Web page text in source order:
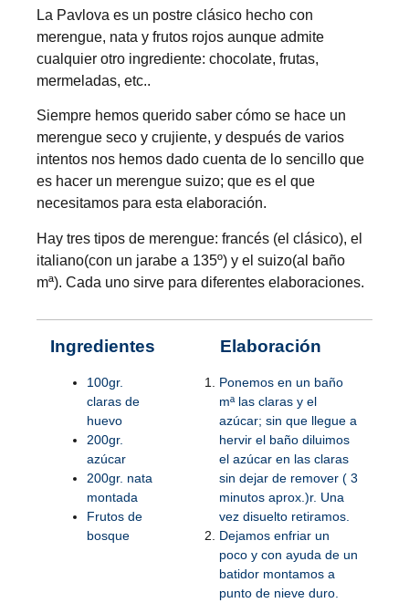
La Pavlova es un postre clásico hecho con
merengue, nata y frutos rojos aunque admite
cualquier otro ingrediente: chocolate, frutas,
mermeladas, etc..
Siempre hemos querido saber cómo se hace un
merengue seco y crujiente, y después de varios
intentos nos hemos dado cuenta de lo sencillo que
es hacer un merengue suizo; que es el que
necesitamos para esta elaboración.
Hay tres tipos de merengue: francés (el clásico), el
italiano(con un jarabe a 135º) y el suizo(al baño
mª). Cada uno sirve para diferentes elaboraciones.
Ingredientes
100gr.
claras de
huevo
200gr.
azúcar
200gr. nata
montada
Frutos de
bosque
Elaboración
Ponemos en un baño
mª las claras y el
azúcar; sin que llegue a
hervir el baño diluimos
el azúcar en las claras
sin dejar de remover ( 3
minutos aprox.)r. Una
vez disuelto retiramos.
Dejamos enfriar un
poco y con ayuda de un
batidor montamos a
punto de nieve duro.